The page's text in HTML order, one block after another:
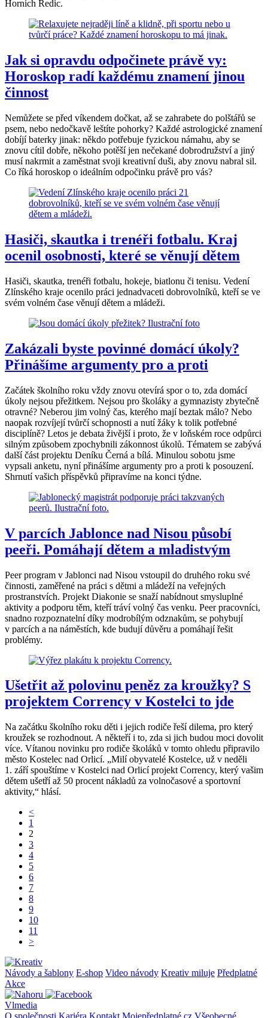
Horních Ředic.
Jak si opravdu odpočinete právě vy:
Horoskop radí každému znamení jinou
činnost
Nemůžete se před víkendem dočkat, až se zahrabete do polštářů se
psem, nebo nedočkavě leštíte pohorky? Každé astrologické znamení
dobíjí baterky jinak: někdo potřebuje fyzickou námahu, aby se
znovu cítil dobře, někoho potěší jen nečekané dobrodružství a jiný
musí nakrmit a zaměstnat svoji kreativní duši, aby znovu nabral sil.
Co říká horoskop o ideálním odpočinku právě pro vás?
Hasiči, skautka i trenéři fotbalu. Kraj
ocenil osobnosti, které se věnují dětem
Hasiči, skautka, trenéři fotbalu, hokeje, biatlonu či tenisu. Vedení
Zlínského kraje ocenilo práci jednadvaceti dobrovolníků, kteří se ve
svém volném čase věnují dětem a mládeži.
Zakázali byste povinné domácí úkoly?
Přinášíme argumenty pro a proti
Začátek školního roku vždy znovu otevírá spor o to, zda domácí
úkoly nejsou přežitkem. Nejsou pro školáky a gymnazisty zbytečně
otravné? Neberou jim volný čas, kterého mají beztak málo? Nebo
naopak rozvíjejí tvůrčí schopnosti a nutí žáky k tolik potřebné
disciplíně? Letos je debata živější i proto, že v loňském roce odpůrci
silným způsobem zpochybnili zákonnost úkolů. Tématem se zabývá
další část projektu Deníku Černá a bílá. Minulou sobotu jsme
vypsali anketu, nyní přinášíme argumenty pro a proti k posouzení.
Shrnutí vašich příspěvků připravíme na konci týdne.
V parcích Jablonce nad Nisou působí
peeři. Pomáhají dětem a mladistvým
Peer program v Jablonci nad Nisou vstoupil do druhého roku své
činnosti, zaměřené na práci s dětmi a mládeží na veřejných
prostranstvích. Projekt Diakonie se snaží nabídnout smysluplné
aktivity a podporu těm, kteří tráví volný čas venku. Peer pracovníci,
snadno rozpoznatelní díky modrobílým odznakům, se pohybují
v parcích a na náměstích, kde budují důvěru a pomáhají řešit
problémy.
Ušetřit až polovinu peněz za kroužky? S
projektem Corrency v Kostelci to jde
Na začátku školního roku děti i jejich rodiče řeší dilema, pro který
kroužek se rozhodnout. A někteří i to, zda si jich budou moci dovolit
více. Vítanou novinku pro rodiče školáků v tomto ohledu připravilo
město Kostelec nad Orlicí. „Milí obyvatelé Kostelce, už v neděli
1. září spouštíme v Kostelci nad Orlicí projekt Corrency, který vašim
dětem ušetří až 50 procent nákladů za volnočasové a sportovní
aktivity,“ hlásí.
<
1
2
3
4
5
6
7
8
9
10
11
>
Návody a šablony E-shop Video návody Kreativ miluje Předplatné
Akce
Vlmedia